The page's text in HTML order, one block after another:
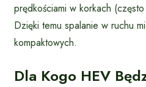
prędkościami w korkach
Dzięki temu spalanie w ruchu
kompaktowych.
Dla Kogo HEV